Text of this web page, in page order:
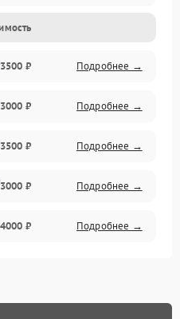
3500 ₽ Подробнее →
3000 ₽ Подробнее →
3500 ₽ Подробнее →
3000 ₽ Подробнее →
4000 ₽ Подробнее →